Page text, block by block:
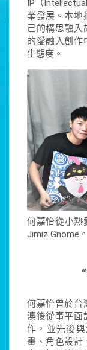
IP（
業發展。本地
己的構思融入
的愛融入創作
生態度。
何嘉怡從小熱
Jimiz Gnome。
何嘉怡曾於台
澳後從事平面
作，並先後
畫、角色設計